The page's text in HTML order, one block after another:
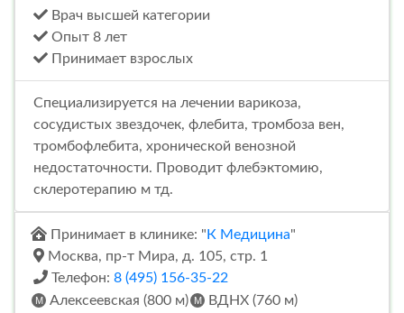
Врач высшей категории
Опыт 8 лет
Принимает взрослых
Специализируется на лечении варикоза,
сосудистых звездочек, флебита, тромбоза вен,
тромбофлебита, хронической венозной
недостаточности. Проводит флебэктомию,
склеротерапию м тд.
Принимает в клинике: " К Медицина"
Москва, пр-т Мира, д. 105, стр. 1
Телефон: 8 (495) 156-35-22
Алексеевская (800 м)
ВДНХ (760 м)